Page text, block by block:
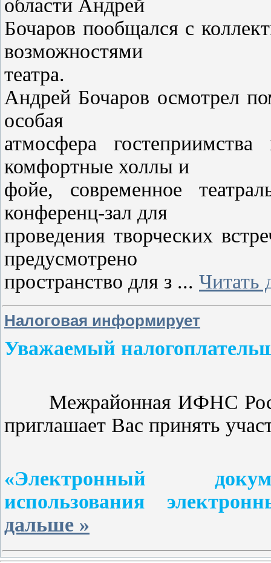
области Андрей
Бочаров пообщался с
возможностями
театра.
Андрей Бочаров осмотрел
особая
атмосфера
комфортные холлы и
фойе, современное
конференц-зал для
проведения творческих
предусмотрено
пространство для з ... Читать
Налоговая информирует
Уважаемый
Межрайонная ИФНС
приглашает Вас принять
«Электронный
использования
дальше »